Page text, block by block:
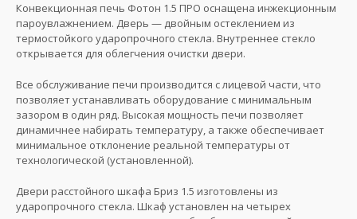
Конвекционная печь Фотон 1.5 ПРО оснащена инжекционным
пароувлажнением. Дверь — двойным остеклением из
термостойкого ударопрочного стекла. Внутреннее стекло
открывается для облегчения очистки двери.
Все обслуживание печи производится с лицевой части, что
позволяет устанавливать оборудование с минимальным
зазором в один ряд. Высокая мощность печи позволяет
динамичнее набирать температуру, а также обеспечивает
минимальное отклонение реальной температуры от
технологической (установленной).
Двери расстойного шкафа Бриз 1.5 изготовлены из
ударопрочного стекла. Шкаф установлен на четырех